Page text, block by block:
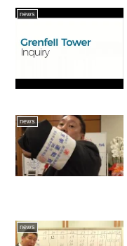
news
news
news